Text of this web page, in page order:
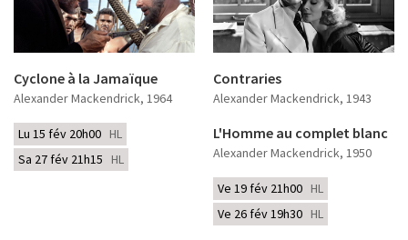
Cyclone à la Jamaïque
Alexander Mackendrick, 1964
Lu 15 fév 20h00 HL
Sa 27 fév 21h15 HL
Contraries
Alexander Mackendrick, 1943
L'Homme au complet blanc
Alexander Mackendrick, 1950
Ve 19 fév 21h00 HL
Ve 26 fév 19h30 HL